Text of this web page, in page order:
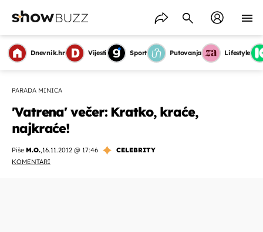
Dnevnik.hr Vijesti Sport Putovanja Lifestyle
PARADA MINICA
'Vatrena' večer: Kratko, kraće,
najkraće!
Piše M.O.,16.11.2012 @ 17:46
CELEBRITY
KOMENTARI